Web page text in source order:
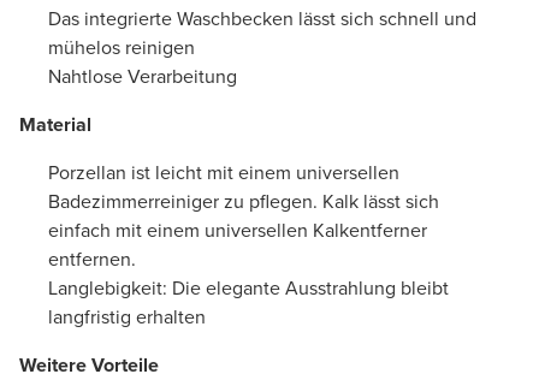
Das integrierte Waschbecken lässt sich schnell und
mühelos reinigen
Nahtlose Verarbeitung
Material
Porzellan ist leicht mit einem universellen
Badezimmerreiniger zu pflegen. Kalk lässt sich
einfach mit einem universellen Kalkentferner
entfernen.
Langlebigkeit: Die elegante Ausstrahlung bleibt
langfristig erhalten
Weitere Vorteile